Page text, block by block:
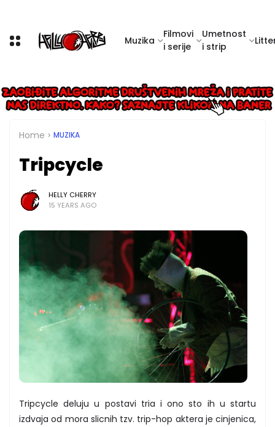
Muzika
Filmovi
i serije
Umetnost
i strip
Home MUZIKA
Tripcycle
HELLY CHERRY
15 YEARS AGO
Tripcycle deluju u postavi tria i ono sto ih u startu
izdvaja od mora slicnih tzv. trip-hop aktera je cinjenica,